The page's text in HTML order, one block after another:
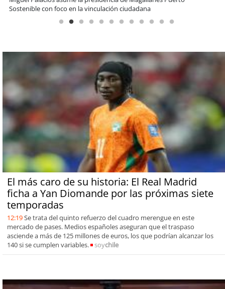
operación de Ultraport Coquimbo
El más caro de su historia: El Real Madrid
ficha a Yan Diomande por las próximas siete
temporadas
12:19Se trata del quinto refuerzo del cuadro merengue en este
mercado de pases. Medios españoles aseguran que el traspaso
asciende a más de 125 millones de euros, los que podrían alcanzar los
140 si se cumplen variables.
soychile